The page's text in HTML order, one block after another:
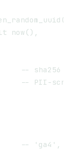
now(),
-- sha256
-- PII-
-- 'ga4',